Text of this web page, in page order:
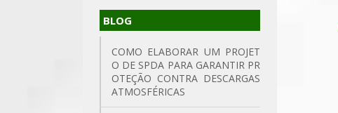
BLOG
COMO ELABORAR UM PROJET
O DE SPDA PARA GARANTIR PR
OTEÇÃO CONTRA DESCARGAS
ATMOSFÉRICAS